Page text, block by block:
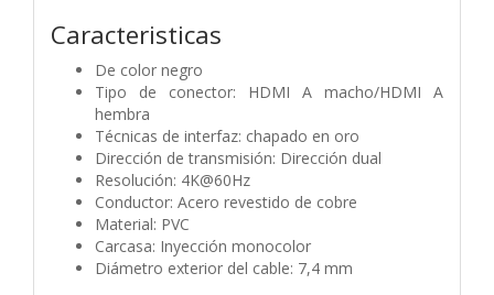
Caracteristicas
De color negro
Tipo de conector: HDMI A macho/HDMI A
hembra
Técnicas de interfaz: chapado en oro
Dirección de transmisión: Dirección dual
Resolución: 4K@60Hz
Conductor: Acero revestido de cobre
Material: PVC
Carcasa: Inyección monocolor
Diámetro exterior del cable: 7,4 mm